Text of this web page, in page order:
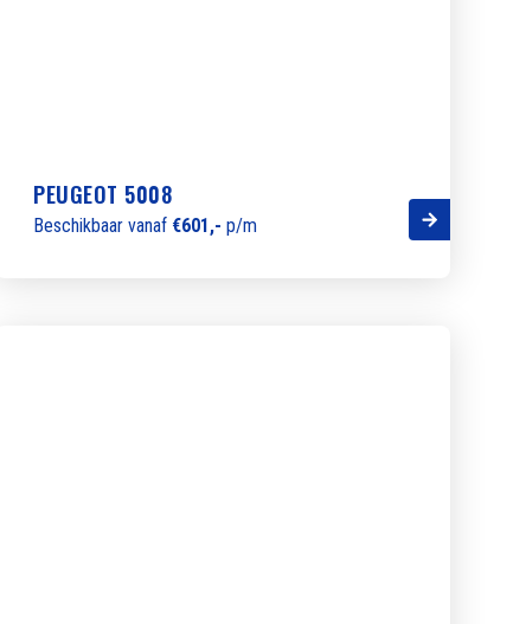
PEUGEOT 5008
Beschikbaar vanaf €601,- p/m